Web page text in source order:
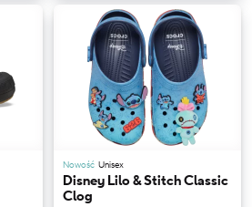
Nowość Unisex
Disney Lilo & Stitch Classic
Clog